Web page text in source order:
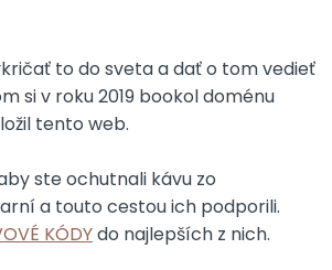
to do sveta a dať o tom vedieť
si v roku 2019 bookol doménu
tento web.
ste ochutnali kávu zo
a touto cestou ich podporili.
KÓDYdo najlepších z nich.